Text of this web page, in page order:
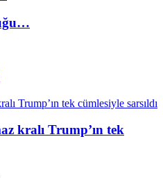
kralı Trump’ın tek